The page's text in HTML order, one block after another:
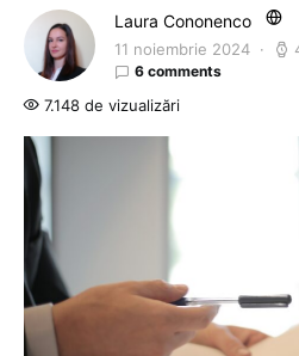
Laura Cononenco
11 noiembrie 2024
6 comments
7.148 de vizualizări